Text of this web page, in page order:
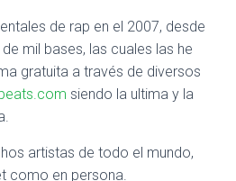
de rap en el 2007, desde
mil bases, las cuales las he
gratuita a través de diversos
siendo la ultima y la
artistas de todo el mundo,
como en persona.